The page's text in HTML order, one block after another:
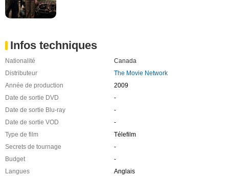
Infos techniques
Nationalité
Canada
Distributeur
The Movie Network
Année de production
2009
Date de sortie DVD
-
Date de sortie Blu-ray
-
Date de sortie VOD
-
Type de film
Télefilm
Secrets de tournage
-
Budget
-
Langues
Anglais